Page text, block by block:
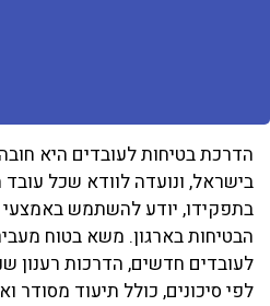
הדרכת בטיחות לעובדים היא
בישראל, ונועדה לוודא שכל עובד
בתפקידו, יודע להשתמש באמצעי
הבטיחות בארגון. משא בטוח
לעובדים חדשים, הדרכות רענון
לפי סיכונים, כולל תיעוד מסודר